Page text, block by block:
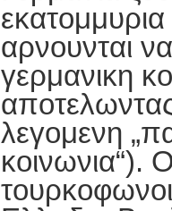
εκατομμυρια
αρνουνται
γερμανικη
λεγομενη
κοινωνια“).